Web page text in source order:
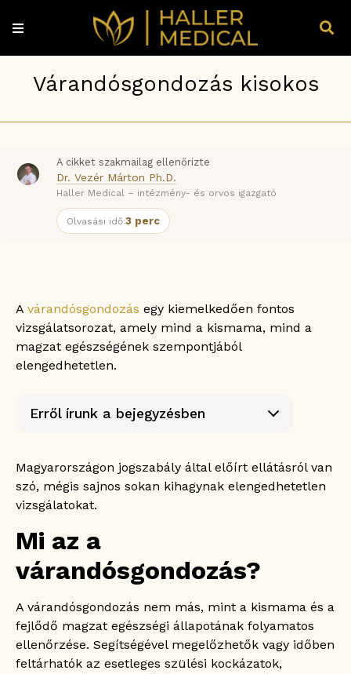
Várandósgondozás kisokos
A cikket szakmailag ellenőrizte
Dr. Vezér Márton Ph.D.
Haller Medical – intézmény- és orvos igazgató
Olvasási idő:3 perc
A várandósgondozás egy kiemelkedően fontos
vizsgálatsorozat, amely mind a kismama, mind a
magzat egészségének szempontjából
elengedhetetlen.
Erről írunk a bejegyzésben
Miért fontos a várandósgondozás?
Ki végzi a várandósgondozást?
A várandósgondozás jogszabályi háttere
A várandósgondozás 9 hónapja
Első trimeszter
Második trimeszter
Harmadik trimeszter
Magyarországon jogszabály által előírt ellátásról van
szó, mégis sajnos sokan kihagynak elengedhetetlen
vizsgálatokat.
Mi az a
várandósgondozás?
A várandósgondozás nem más, mint a kismama és a
fejlődő magzat egészségi állapotának folyamatos
ellenőrzése. Segítségével megelőzhetők vagy időben
feltárhatók az esetleges szülési kockázatok,